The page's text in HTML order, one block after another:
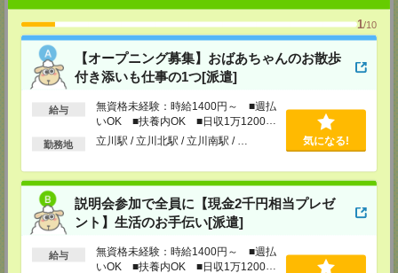
1/10
【オープニング募集】おばあちゃんのお散歩
付き添いも仕事の1つ[派遣]
給与
無資格未経験：時給1400円～ ■週払
いOK ■扶養内OK ■日収1万1200円
以上
勤務地 立川駅 / 立川北駅 / 立川南駅 / … 気になる!
説明会参加で全員に【現金2千円相当プレゼ
ント】生活のお手伝い[派遣]
給与
無資格未経験：時給1400円～ ■週払
いOK ■扶養内OK ■日収1万1200円
MAIL：tenshoku@nikken-ts.jp
担当：採用担当
メディカルケア事業部 新宿オフィス
東京都新宿区新宿2-3-10 新宿御苑ビル6階
TEL：0120-457-235
MAIL：
tenshoku@nikken-ts.jp
担当：採用担当
東京都立川市錦町1-12-14
MAIL：tenshoku@nikken-ts.jp
担当：採用担当
メディカルケア事業部 町田オフィス
東京都町田市森野1-7-23 大樹生命町田ビル6F
TEL：0120-453-285
MAIL：tenshoku@nikken-ts.jp